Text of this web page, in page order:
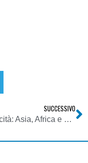
SUCCESSIVO
Pubblicità: Asia, Africa e Sud America crescono a dismisura nel 2006